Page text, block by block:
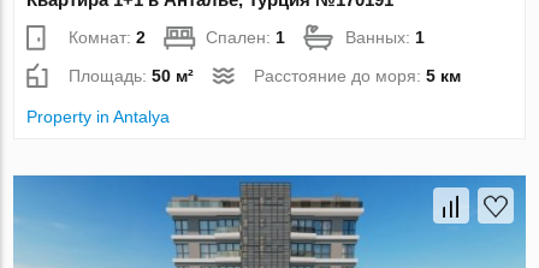
Комнат:2 Спален: 1 Ванных: 1
Площадь:50 м² Расстояние до моря:5 км
Property in Antalya